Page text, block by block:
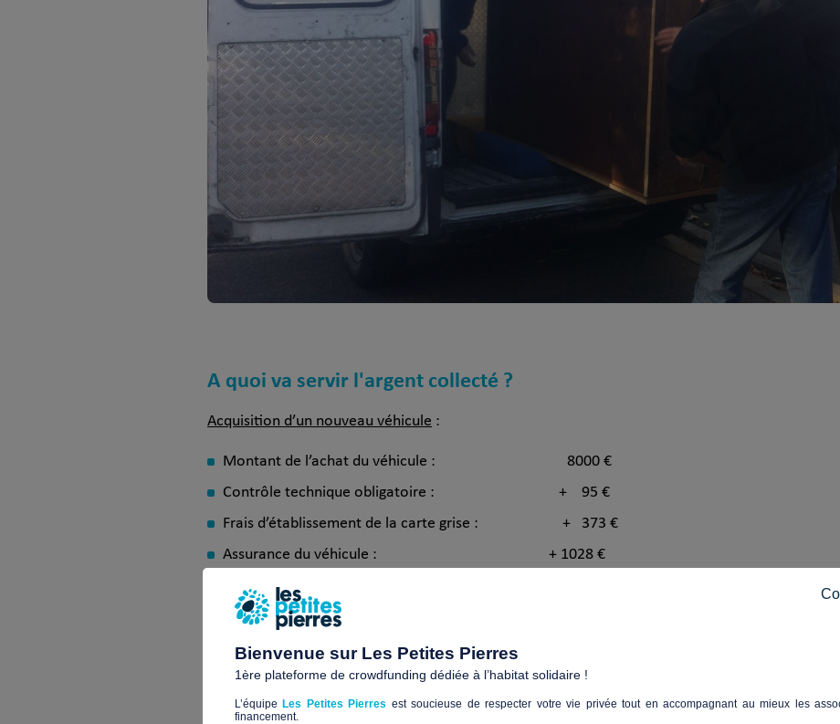
A quoi va servir l'argent collecté ?
Acquisition d’un nouveau véhicule :
Montant de l’achat du véhicule : 8000 €
Contrôle technique obligatoire : + 95 €
Frais d’établissement de la carte grise : + 373 €
Assurance du véhicule : + 1028 €
Indemnisation de l’assurance : –
Reste à financer : 1738 €
Bienvenue sur Les Petites Pierres
1ère plateforme de crowdfunding dédiée à l’habitat solidaire !
L’équipeLes Petites Pierres est soucieuse de respecter votre vie privée tout en accompagnant au mieux les
financement.